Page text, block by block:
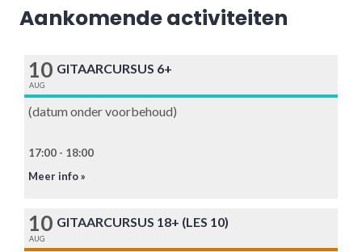
Aankomende activiteiten
10
AUG
GITAARCURSUS 6+
(datum onder voorbehoud)
17:00 - 18:00
Meer info »
10
AUG
GITAARCURSUS 18+ (LES 10)